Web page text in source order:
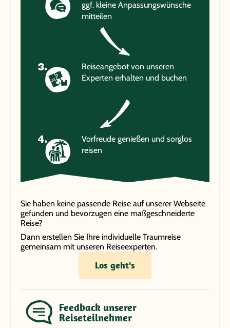
ggf. kleine Anpassungswünsche
mitteilen
Reiseangebot von unseren
Experten erhalten und buchen
Vorfreude genießen und sorglos
reisen
Sie haben keine passende Reise auf unserer Webseite
gefunden und bevorzugen eine maßgeschneiderte
Reise?
Dann erstellen Sie Ihre individuelle Traumreise
gemeinsam mit unseren Reiseexperten.
Los geht's
Feedback unserer
Reiseteilnehmer